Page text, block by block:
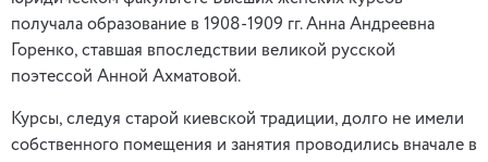
получала образование в 1908-1909 гг. Анна Андреевна
Горенко, ставшая впоследствии великой русской
поэтессой Анной Ахматовой.
Курсы, следуя старой киевской традиции, долго не имели
собственного помещения и занятия проводились вначале в